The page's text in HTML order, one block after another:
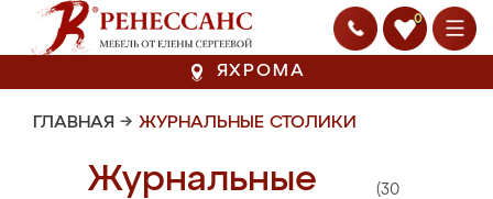
0
ЯХРОМА
ГЛАВНАЯ → ЖУРНАЛЬНЫЕ СТОЛИКИ
Журнальные
(30